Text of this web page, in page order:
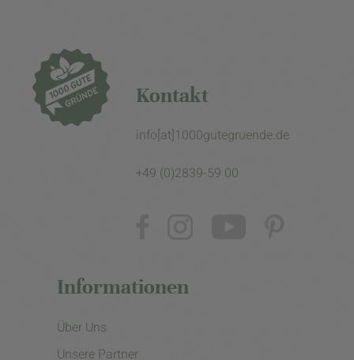
Kontakt
info[at]1000gutegruende.de
+49 (0)2839-59 00
Informationen
Über Uns
Unsere Partner